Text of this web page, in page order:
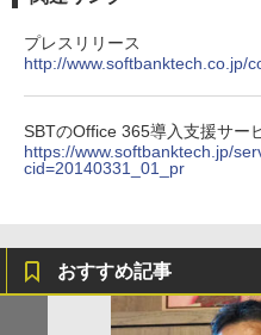
プレスリリース
http://www.softbanktech.co.jp/
SBTのOffice 365導入支援サー
https://www.softbanktech.jp/
cid=20140331_01_pr
おすすめ記事